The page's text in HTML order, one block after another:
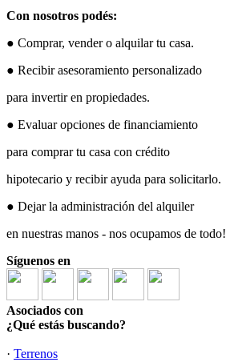
Con nosotros podés:
● Comprar, vender o alquilar tu casa.
● Recibir asesoramiento personalizado
para invertir en propiedades.
● Evaluar opciones de financiamiento
para comprar tu casa con crédito
hipotecario y recibir ayuda para solicitarlo.
● Dejar la administración del alquiler
en nuestras manos - nos ocupamos de todo!
Síguenos en
Asociados con
¿Qué estás buscando?
· Terrenos